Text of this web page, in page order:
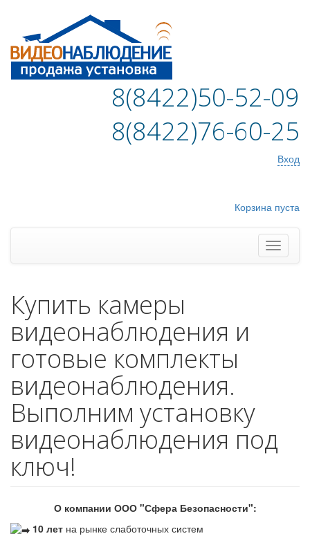
8(8422)50-52-09
8(8422)76-60-25
Вход
Корзина пуста
Купить камеры
видеонаблюдения и
готовые комплекты
видеонаблюдения.
Выполним установку
видеонаблюдения под
ключ!
О компании ООО "Сфера Безопасности":
10 лет на рынке слаботочных систем